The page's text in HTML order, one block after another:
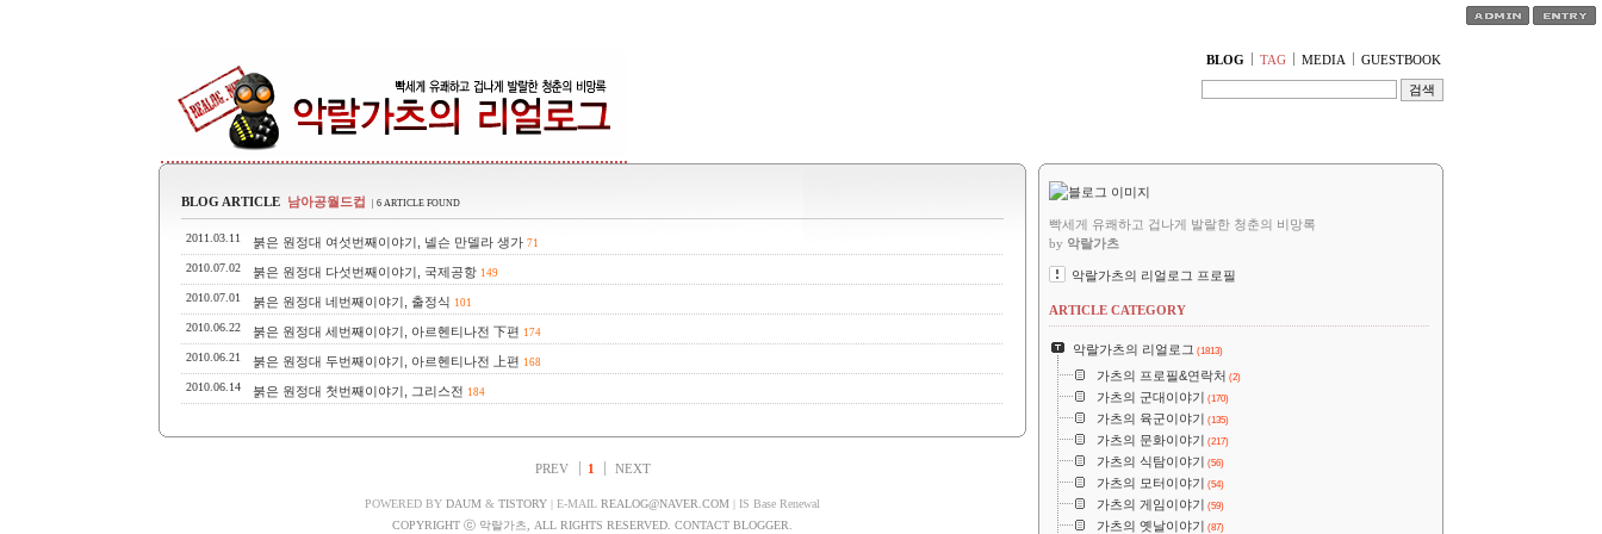
BLOG TAG MEDIA GUESTBOOK
BLOG ARTICLE 남아공월드컵 | 6 ARTICLE FOUND
2011.03.11 붉은 원정대 여섯번째이야기, 넬슨 만델라 생가 71
2010.07.02 붉은 원정대 다섯번째이야기, 국제공항 149
2010.07.01 붉은 원정대 네번째이야기, 출정식 101
2010.06.22 붉은 원정대 세번째이야기, 아르헨티나전 下편 174
2010.06.21 붉은 원정대 두번째이야기, 아르헨티나전 上편 168
2010.06.14 붉은 원정대 첫번째이야기, 그리스전 184
PREV 1 NEXT
POWERED BY DAUM & TISTORY | E-MAIL REALOG@NAVER.COM | IS Base Renewal
COPYRIGHT ⓒ 악랄가츠, ALL RIGHTS RESERVED. CONTACT BLOGGER.
빡세게 유쾌하고 겁나게 발랄한 청춘의 비망록
by 악랄가츠
악랄가츠의 리얼로그 프로필
ARTICLE CATEGORY
악랄가츠의 리얼로그 (1813)
가츠의 프로필&연락처 (2)
가츠의 군대이야기 (170)
가츠의 육군이야기 (135)
가츠의 문화이야기 (217)
가츠의 식탐이야기 (56)
가츠의 모터이야기 (54)
가츠의 게임이야기 (59)
가츠의 옛날이야기 (87)
티스토리툴바